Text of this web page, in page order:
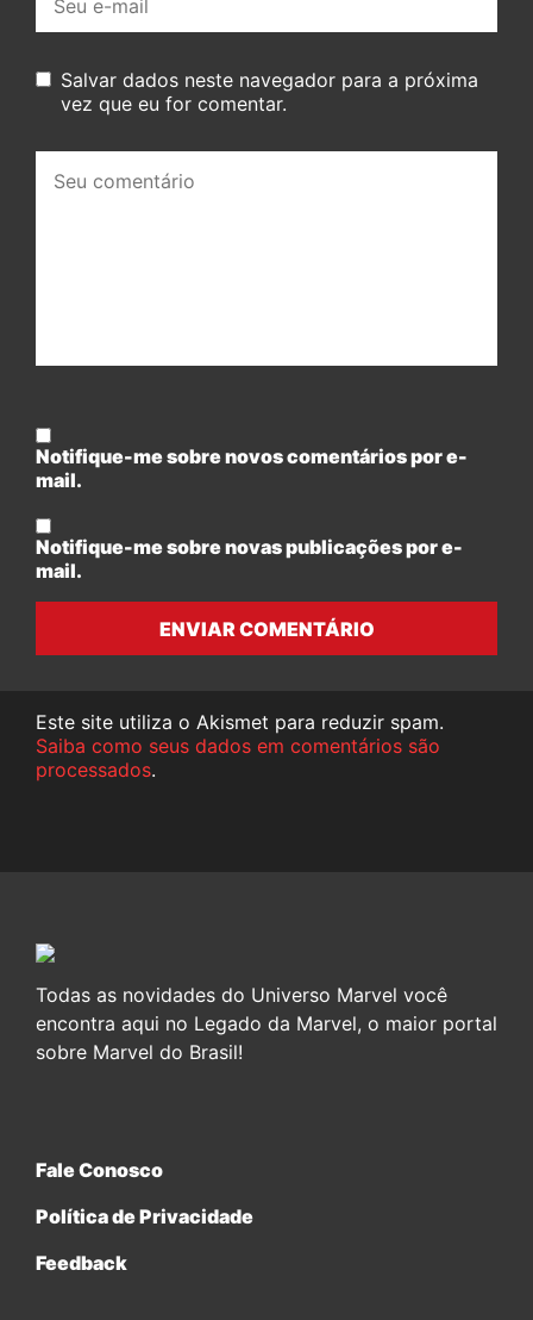
mail:
Salvar dados neste navegador para a próxima
vez que eu for comentar.
comentário:
Notifique-me sobre novos comentários por e-
mail.
Notifique-me sobre novas publicações por e-
mail.
ENVIAR COMENTÁRIO
Este site utiliza o Akismet para reduzir spam.
Saiba como seus dados em comentários são
processados.
Todas as novidades do Universo Marvel você
encontra aqui no Legado da Marvel, o maior portal
sobre Marvel do Brasil!
Fale Conosco
Política de Privacidade
Feedback